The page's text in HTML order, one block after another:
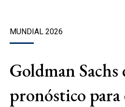
MUNDIAL 2026
Goldman Sachs
pronóstico